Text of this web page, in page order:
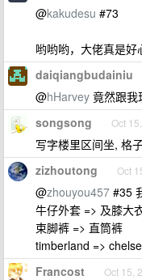
@kakudesu #73
哟哟哟，大佬真是
daiqiangbudainiu
@hHarvey 竟然跟我
songsong Oct
写字楼里区间坐, 格
zizhoutong Oct
@zhouyou457 #35
牛仔外套 => 及膝大
束脚裤 => 直筒裤
timberland =>
Francost Oct 15,